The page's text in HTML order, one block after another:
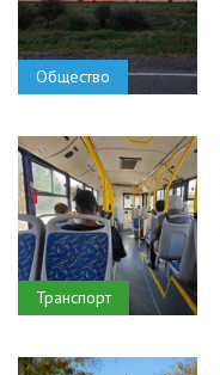
Общество
Транспорт